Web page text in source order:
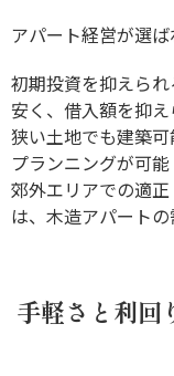
アパート経営が選ば
初期投資を抑えら
安く、借入額を抑え
狭い土地でも建築
プランニングが可能
郊外エリアでの適
は、木造アパート
手軽さと利回